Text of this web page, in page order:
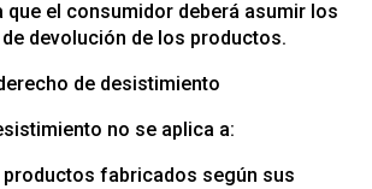
que el consumidor deberá asumir los
devolución de los productos.
de desistimiento
no se aplica a:
productos fabricados según sus